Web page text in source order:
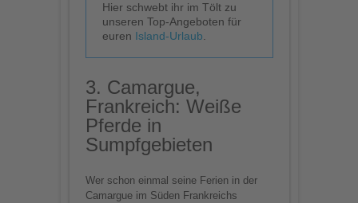
Hier schwebt ihr im Tölt zu
unseren Top-Angeboten für
euren Island-Urlaub
3. Camargue,
Frankreich: Weiße
Pferde in
Sumpfgebieten
Wer schon einmal seine Ferien in der
Camargue im Süden Frankreichs